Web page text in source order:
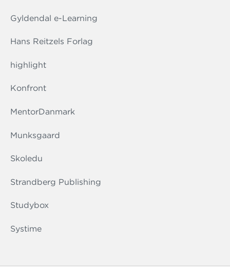
Gyldendal e-Learning
Hans Reitzels Forlag
highlight
Konfront
MentorDanmark
Munksgaard
Skoledu
Strandberg Publishing
Studybox
Systime